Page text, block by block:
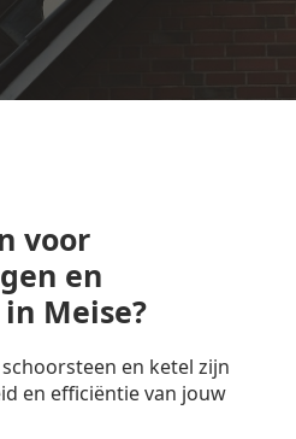
voor
en
Meise?
en ketel zijn
en efficiëntie van jouw